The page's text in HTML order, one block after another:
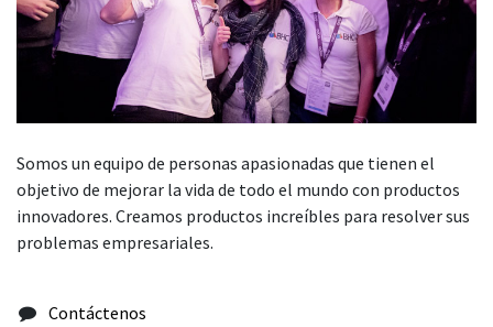
Somos un equipo de personas apasionadas que tienen el
objetivo de mejorar la vida de todo el mundo con productos
innovadores. Creamos productos increíbles para resolver sus
problemas empresariales.
Contáctenos